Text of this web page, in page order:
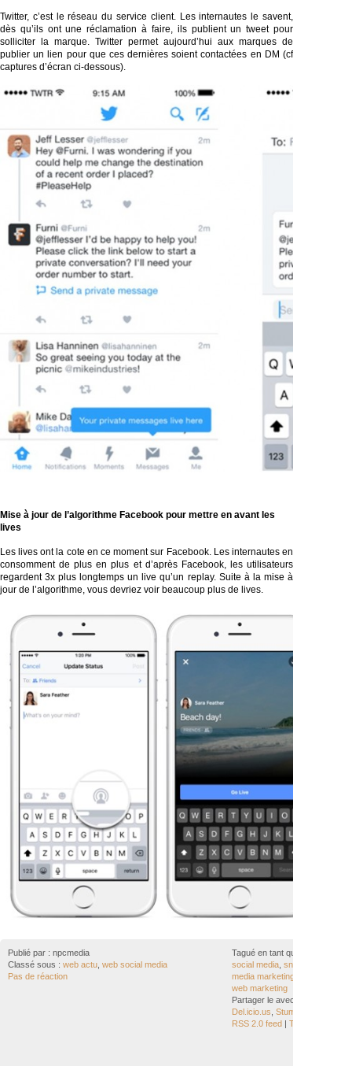
Twitter, c’est le réseau du service client. Les internautes le savent,
dès qu’ils ont une réclamation à faire, ils publient un tweet pour
solliciter la marque. Twitter permet aujourd’hui aux marques de
publier un lien pour que ces dernières soient contactées en DM (cf
captures d’écran ci-dessous).
Mise à jour de l’algorithme Facebook pour mettre en avant les
lives
Les lives ont la cote en ce moment sur Facebook. Les internautes en
consomment de plus en plus et d’après Facebook, les utilisateurs
regardent 3x plus longtemps un live qu’un replay. Suite à la mise à
jour de l’algorithme, vous devriez voir beaucoup plus de lives.
Publié par : npcmedia
Classé sous : web actu web social media
Pas de réaction
Tagué en tant que :
social media snapchat
media marketing
web marketing
Partager le avec vos proches :
Del.icio.us StumbleUpon
RSS 2.0 feed | Trackback le